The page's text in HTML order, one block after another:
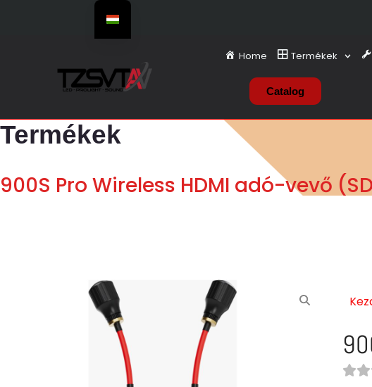
Home Termékek
Catalog
Termékek
900S Pro Wireless HDMI adó-vevő